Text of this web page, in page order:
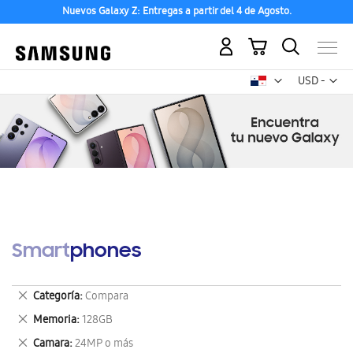
Nuevos Galaxy Z: Entregas a partir del 4 de Agosto.
USD -
dólar
Mi carrito
Smartphones
Categoría Compara
Eliminar
este
artículo
Memoria 128GB
Eliminar
este
Camara 24MP o más
Eliminar